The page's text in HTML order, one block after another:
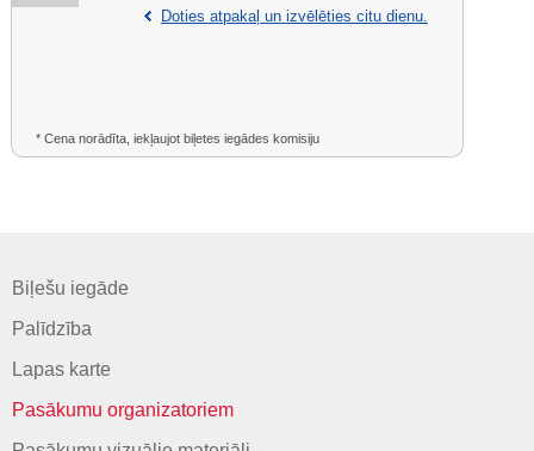
Doties atpakaļ un izvēlēties citu dienu.
* Cena norādīta, iekļaujot biļetes iegādes komisiju
Biļešu iegāde
Palīdzība
Lapas karte
Pasākumu organizatoriem